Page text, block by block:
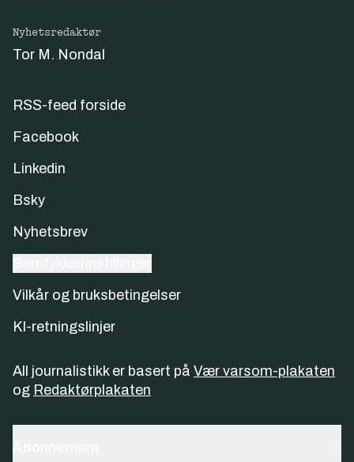
Nyhetsredaktør
Tor M. Nondal
RSS-feed forside
Facebook
Linkedin
Bsky
Nyhetsbrev
Vilkår og bruksbetingelser
KI-retningslinjer
All journalistikk er basert på Vær varsom-plakaten
og Redaktørplakaten